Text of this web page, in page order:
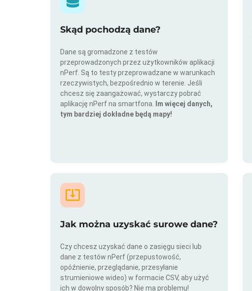
Skąd pochodzą dane?
Dane są gromadzone z testów
przeprowadzonych przez użytkowników aplikacji
nPerf. Są to testy przeprowadzane w warunkach
rzeczywistych, bezpośrednio w terenie. Jeśli
chcesz się zaangażować, wystarczy pobrać
aplikację nPerf na smartfona.
Im więcej danych,
tym bardziej dokładne będą mapy!
Jak można uzyskać surowe dane?
Czy chcesz uzyskać dane o zasięgu sieci lub
dane z testów nPerf (przepustowość,
opóźnienie, przeglądanie, przesyłanie
strumieniowe wideo) w formacie CSV, aby użyć
ich w dowolny sposób? Nie ma problemu!